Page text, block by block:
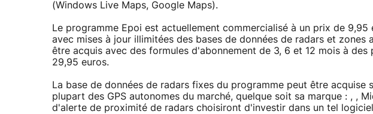
(Windows Live Maps, Google Maps).
Le programme Epoi est actuellement commercialisé à un prix de
avec mises à jour illimitées des bases de données de radars et zones
être acquis avec des formules d'abonnement de 3, 6 et 12 mois à des
29,95 euros.
La base de données de radars fixes du programme peut être acquise
plupart des GPS autonomes du marché, quelque soit sa marque : , ,
d'alerte de proximité de radars choisiront d'investir dans un tel